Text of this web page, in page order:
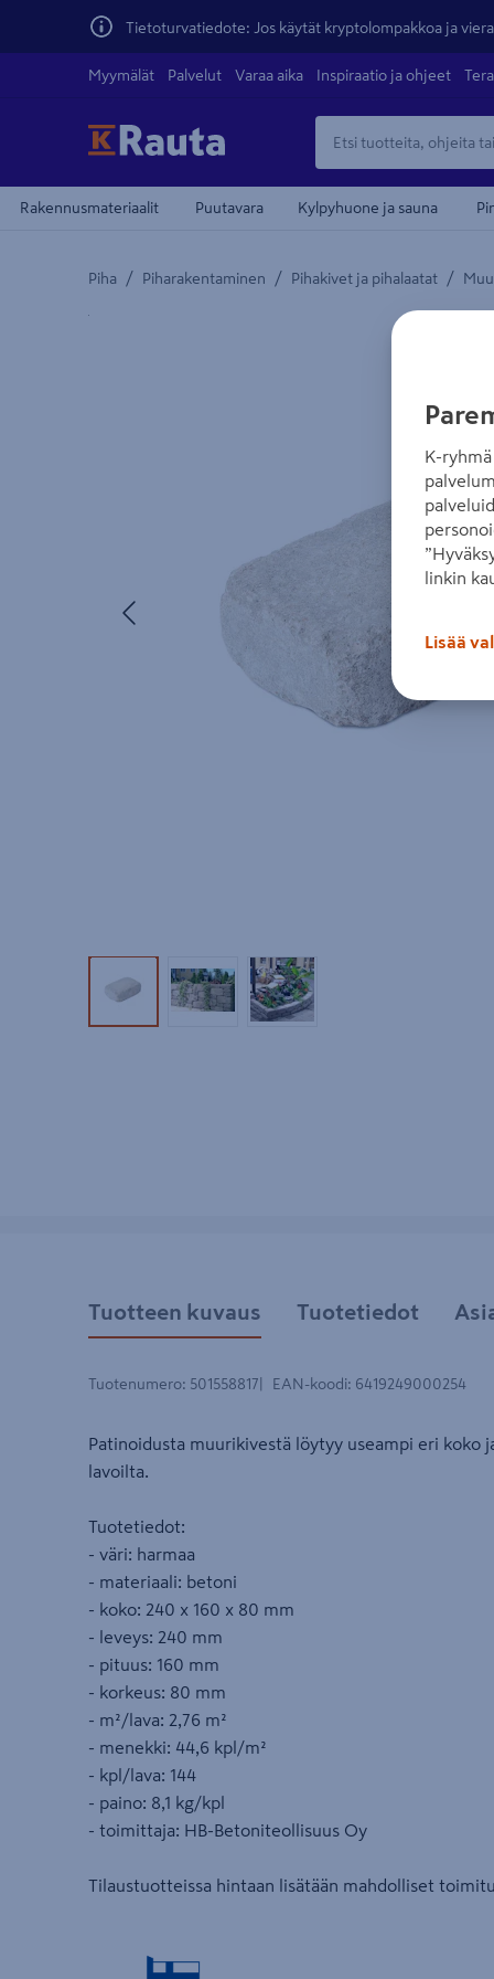
Tietoturvatiedote: Jos käytät kryptolompakkoa ja
Myymälät Palvelut Varaa aika Inspiraatio ja ohjeet
Rakennusmateriaalit Puutavara Kylpyhuone ja sauna
Piha / Piharakentaminen / Pihakivet ja pihalaatat /
Yksityiskohtainen kuvaus löytyy Tuotteen kuvaus -
Tuotekuva 1Tuotekuva 2Tuotekuva 3
Tuotteen kuvaus Tuotetiedot
Tuotenumero: 501558817 EAN-koodi: 6419249000254
Patinoidusta muurikivestä löytyy useampi eri koko
lavoilta.
Tuotetiedot:
- väri: harmaa
- materiaali: betoni
- koko: 240 x 160 x 80 mm
- leveys: 240 mm
- pituus: 160 mm
- korkeus: 80 mm
- m²/lava: 2,76 m²
- menekki: 44,6 kpl/m²
- kpl/lava: 144
- paino: 8,1 kg/kpl
- toimittaja: HB-Betoniteollisuus Oy
Tilaustuotteissa hintaan lisätään mahdolliset
K-
linkin
Lisää